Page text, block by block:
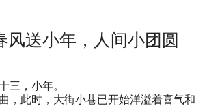
风送小年，人间小团圆
三，小年。
，此时，大街小巷已开始洋溢着喜气和